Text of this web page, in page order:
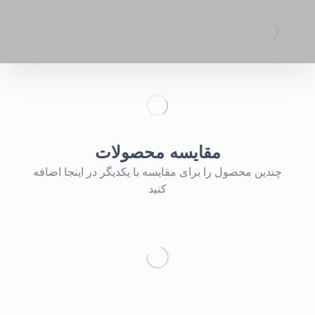
مقایسه محصولات
چندین محصول را برای مقایسه با یکدیگر در اینجا اضافه
کنید